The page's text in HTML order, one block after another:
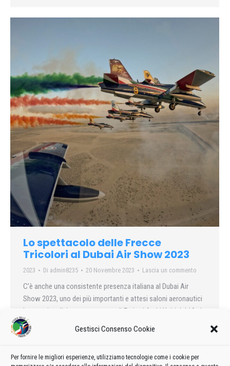
Gestisci Consenso Cookie
Per fornire le migliori esperienze, utilizziamo tecnologie come i cookie per
Lo spettacolo delle Frecce
Tricolori al Dubai Air Show 2023
2023 Di admin8235 20 Novembre 2023 Lascia un commento
C’è anche una consistente presenza italiana al Dubai Air
Show 2023, uno dei più importanti e attesi saloni aeronautici
internazionali, in programma negli Emirati Arabi Uniti dal 13 al
17 novembre 2023; appuntamento imperdibile per i principali
operatori del settore aerospazio e Difesa.